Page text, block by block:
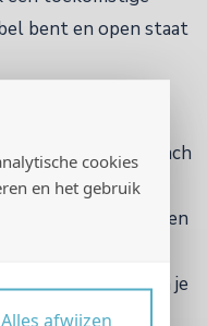
cookies
en het gebruik
Alles afwijzen
bent en open staat
aanspreekt? De coach
je werkgever.
van doelen
dat een coach
werkgever. Dit kan je